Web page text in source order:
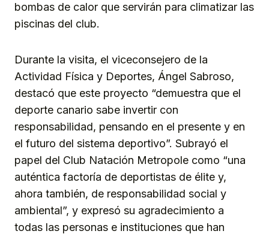
bombas de calor que servirán para climatizar las
piscinas del club.
Durante la visita, el viceconsejero de la
Actividad Física y Deportes, Ángel Sabroso,
destacó que este proyecto “demuestra que el
deporte canario sabe invertir con
responsabilidad, pensando en el presente y en
el futuro del sistema deportivo”. Subrayó el
papel del Club Natación Metropole como “una
auténtica factoría de deportistas de élite y,
ahora también, de responsabilidad social y
ambiental”, y expresó su agradecimiento a
todas las personas e instituciones que han